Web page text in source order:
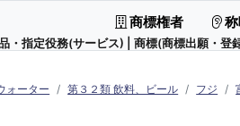
・指定役務(サービス) | 商標(商標出願・登
商標権者
ォーター 第３２類 飲料、ビール フジ